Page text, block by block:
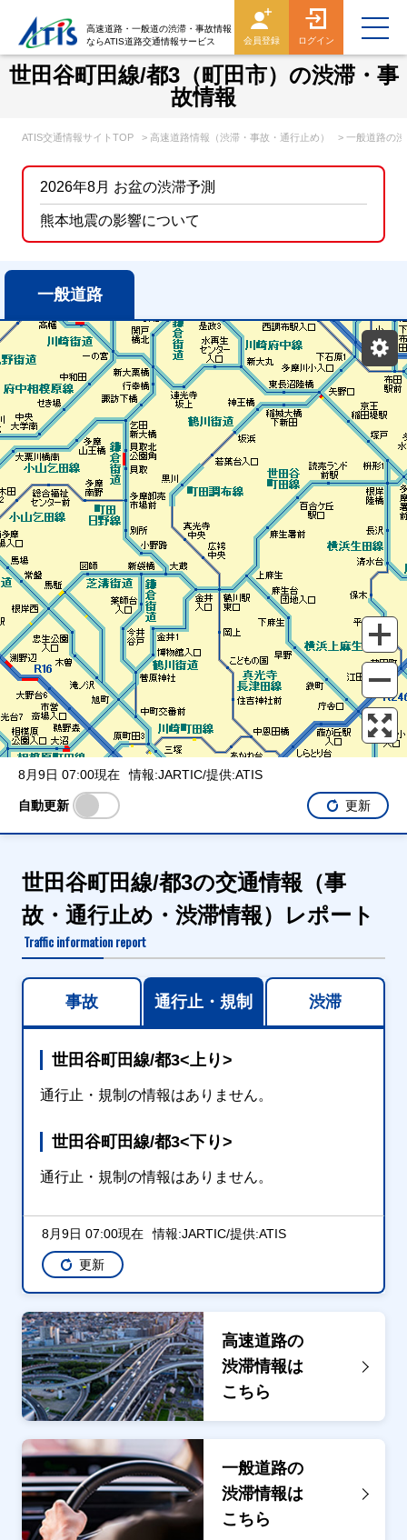
高速道路・一般道の渋滞・事故情報
ならATIS道路交通情報サービス
会員登録 ログイン
世田谷町田線/都3（町田市）の渋滞・事
故情報
ATIS交通情報サイトTOP > 高速道路情報（渋滞・事故・通行止め） > 一般道路の
2026年8月 お盆の渋滞予測
熊本地震の影響について
一般道路
表示設定
混雑 渋滞 通行止め
チェーン規制等
規制情報
事故 規制 通行止め
8月9日 07:00現在 情報:JARTIC/提供:ATIS
自動更新 更新
世田谷町田線/都3の交通情報（事
故・通行止め・渋滞情報）レポート
Traffic information report
事故 通行止・規制 渋滞
世田谷町田線/都3<上り>
通行止・規制の情報はありません。
世田谷町田線/都3<下り>
通行止・規制の情報はありません。
8月9日 07:00現在 情報:JARTIC/提供:ATIS
更新
高速道路の
渋滞情報は
こちら
一般道路の
渋滞情報は
こちら